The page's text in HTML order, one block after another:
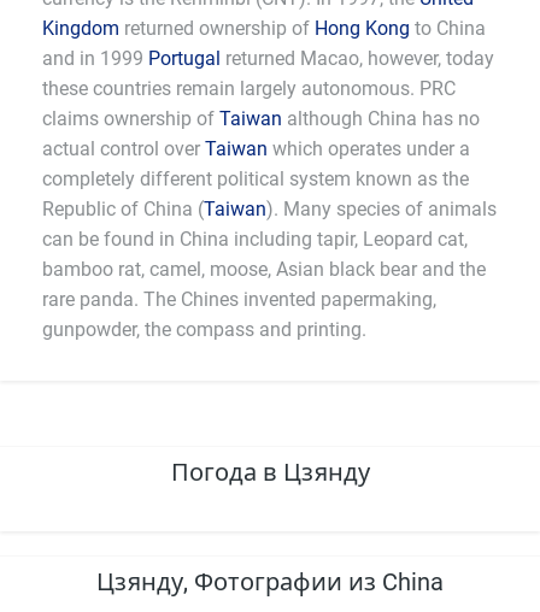
Kingdom returned ownership of Hong Kong to China
and in 1999 Portugal returned Macao, however, today
these countries remain largely autonomous. PRC
claims ownership of Taiwan although China has no
actual control over Taiwan which operates under a
completely different political system known as the
Republic of China (Taiwan). Many species of animals
can be found in China including tapir, Leopard cat,
bamboo rat, camel, moose, Asian black bear and the
rare panda. The Chines invented papermaking,
gunpowder, the compass and printing.
Погода в Цзянду
Цзянду, Фотографии из China